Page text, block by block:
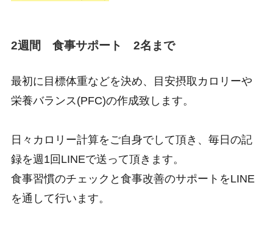
2週間 食事サポート 2名まで
最初に目標体重などを決め、目安摂取カロリーや
栄養バランス(PFC)の作成致します。
日々カロリー計算をご自身でして頂き、毎日の記
録を週1回LINEで送って頂きます。
食事習慣のチェックと食事改善のサポートをLINE
を通して行います。